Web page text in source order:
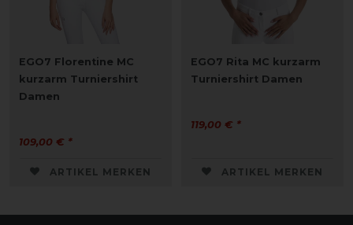
EGO7 Florentine MC
kurzarm Turniershirt
Damen
109,00 € *
ARTIKEL MERKEN
EGO7 Rita MC kurzarm
Turniershirt Damen
119,00 € *
ARTIKEL MERKEN